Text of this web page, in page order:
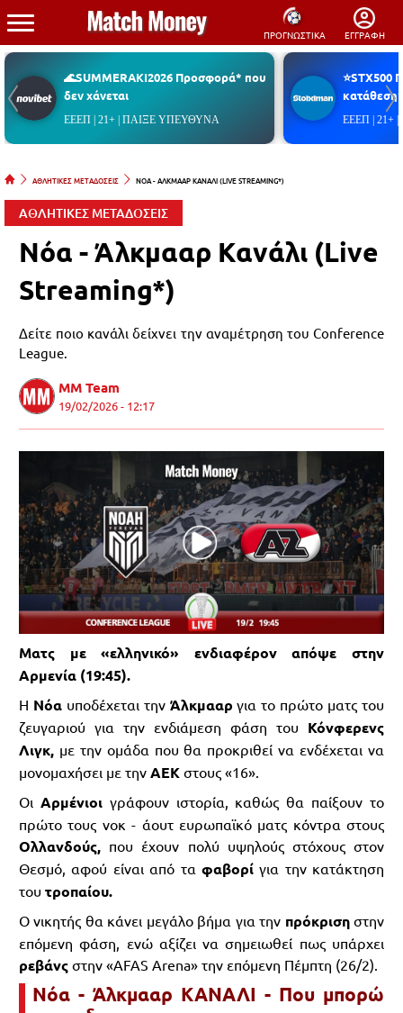
ΠΡΟΓΝΩΣΤΙΚΑ ΕΓΓΡΑΦΗ
🌊SUMMERAKI2026 Προσφορά* που
δεν χάνεται
ΕΕΕΠ | 21+ | ΠΑΙΞΕ ΥΠΕΥΘΥΝΑ
⭐STX500
ΕΕΕΠ | 21+
ΑΘΛΗΤΙΚΕΣ ΜΕΤΑΔΟΣΕΙΣ ΝΟΑ - ΑΛΚΜΑΑΡ ΚΑΝΑΛΙ (LIVE STREAMING*)
ΑΘΛΗΤΙΚΕΣ ΜΕΤΑΔΟΣΕΙΣ
Νόα - Άλκμααρ Κανάλι (Live
Streaming*)
Δείτε ποιο κανάλι δείχνει την αναμέτρηση του Conference
League.
MM Team
19/02/2026 - 12:17
Ματς με «ελληνικό» ενδιαφέρον απόψε στην
Αρμενία (19:45).
Η Νόαυποδέχεται την Άλκμααρ για το πρώτο ματς του
ζευγαριού για την ενδιάμεση φάση του Κόνφερενς
Λιγκ, με την ομάδα που θα προκριθεί να ενδέχεται να
μονομαχήσει με την ΑΕΚ στους «16».
Οι Αρμένιοιγράφουν ιστορία, καθώς θα παίξουν το
πρώτο τους νοκ - άουτ ευρωπαϊκό ματς κόντρα στους
Ολλανδούς, που έχουν πολύ υψηλούς στόχους στον
Θεσμό, αφού είναι από τα φαβορίγια την κατάκτηση
του τροπαίου.
Ο νικητής θα κάνει μεγάλο βήμα για την πρόκρισηστην
επόμενη φάση, ενώ αξίζει να σημειωθεί πως υπάρχει
ρεβάνς στην «AFAS Arena» την επόμενη Πέμπτη (26/2).
Νόα - Άλκμααρ ΚΑΝΑΛΙ - Που μπορώ